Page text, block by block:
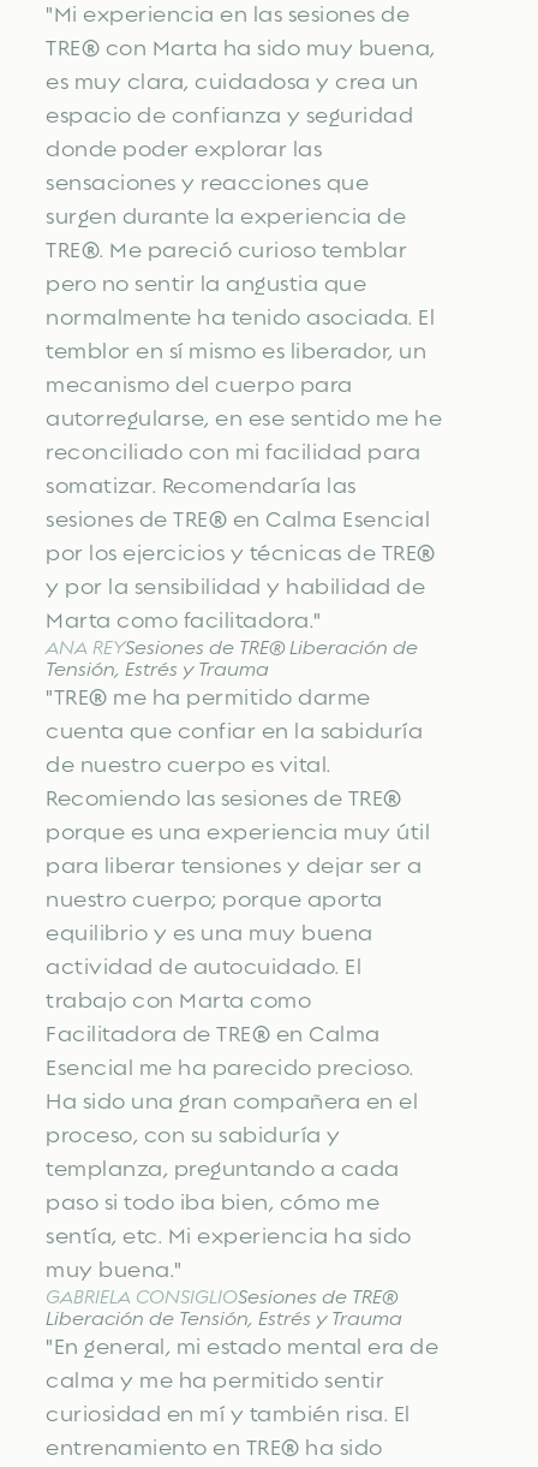
"Mi experiencia en las sesiones de
TRE® con Marta ha sido muy buena,
es muy clara, cuidadosa y crea un
espacio de confianza y seguridad
donde poder explorar las
sensaciones y reacciones que
surgen durante la experiencia de
TRE®. Me pareció curioso temblar
pero no sentir la angustia que
normalmente ha tenido asociada. El
temblor en sí mismo es liberador, un
mecanismo del cuerpo para
autorregularse, en ese sentido me he
reconciliado con mi facilidad para
somatizar. Recomendaría las
sesiones de TRE® en Calma Esencial
por los ejercicios y técnicas de TRE®
y por la sensibilidad y habilidad de
Marta como facilitadora."
ANA REYSesiones de TRE® Liberación de
Tensión, Estrés y Trauma
"TRE® me ha permitido darme
cuenta que confiar en la sabiduría
de nuestro cuerpo es vital.
Recomiendo las sesiones de TRE®
porque es una experiencia muy útil
para liberar tensiones y dejar ser a
nuestro cuerpo; porque aporta
equilibrio y es una muy buena
actividad de autocuidado. El
trabajo con Marta como
Facilitadora de TRE® en Calma
Esencial me ha parecido precioso.
Ha sido una gran compañera en el
proceso, con su sabiduría y
templanza, preguntando a cada
paso si todo iba bien, cómo me
sentía, etc. Mi experiencia ha sido
muy buena."
GABRIELA CONSIGLIOSesiones de TRE®
Liberación de Tensión, Estrés y Trauma
"En general, mi estado mental era de
calma y me ha permitido sentir
curiosidad en mí y también risa. El
entrenamiento en TRE® ha sido